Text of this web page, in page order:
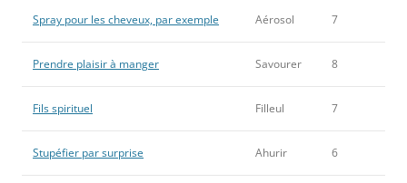
Spray pour les cheveux, par exemple Aérosol 7
Prendre plaisir à manger Savourer 8
Fils spirituel Filleul 7
Stupéfier par surprise Ahurir 6